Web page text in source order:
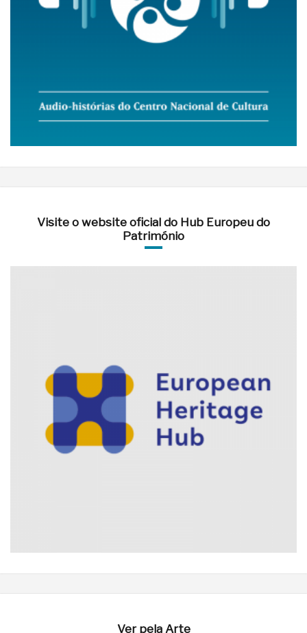
Visite o website oficial do Hub Europeu do
Património
Ver pela Arte